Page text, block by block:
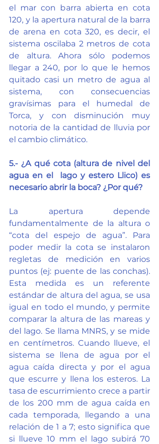
el mar con barra abierta en cota
120, y la apertura natural de la barra
de arena en cota 320, es decir, el
sistema oscilaba 2 metros de cota
de altura. Ahora sólo podemos
llegar a 240, por lo que le hemos
quitado casi un metro de agua al
sistema, con consecuencias
gravísimas para el humedal de
Torca, y con disminución muy
notoria de la cantidad de lluvia por
el cambio climático.
5.- ¿A qué cota (altura de nivel del
agua en el  lago y estero Llico) es
necesario abrir la boca? ¿Por qué?
La apertura depende
fundamentalmente de la altura o
“cota del espejo de agua”. Para
poder medir la cota se instalaron
regletas de medición en varios
puntos (ej: puente de las conchas).
Esta medida es un referente
estándar de altura del agua, se usa
igual en todo el mundo, y permite
comparar la altura de las mareas y
del lago. Se llama MNRS, y se mide
en centímetros. Cuando llueve, el
sistema se llena de agua por el
agua caída directa y por el agua
que escurre y llena los esteros. La
tasa de escurrimiento crece a partir
de los 200 mm de agua caída en
cada temporada, llegando a una
relación de 1 a 7; esto significa que
si llueve 10 mm el lago subirá 70